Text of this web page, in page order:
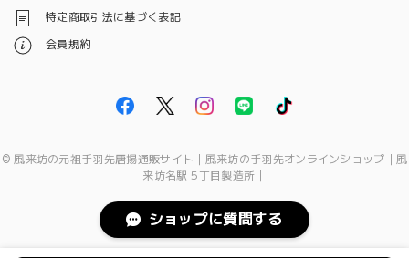
特定商取引法に基づく表記
会員規約
© 風来坊の元祖手羽先唐揚通販サイト｜風来坊の手羽先オンラインショップ｜風
来坊名駅５丁目製造所｜
ショップに質問する